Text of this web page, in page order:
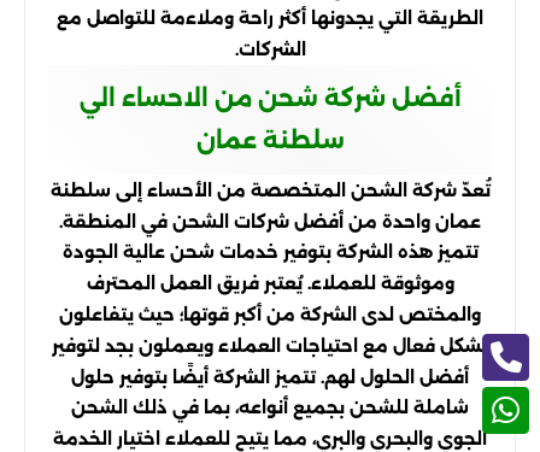
الطريقة التي يجدونها أكثر راحة وملاءمة للتواصل مع
الشركات.
أفضل شركة شحن من الاحساء الي
سلطنة عمان
تُعدّ شركة الشحن المتخصصة من الأحساء إلى سلطنة
عمان واحدة من أفضل شركات الشحن في المنطقة.
تتميز هذه الشركة بتوفير خدمات شحن عالية الجودة
وموثوقة للعملاء. يُعتبر فريق العمل المحترف
والمختص لدى الشركة من أكبر قوتها؛ حيث يتفاعلون
بشكل فعال مع احتياجات العملاء ويعملون بجد لتوفير
أفضل الحلول لهم. تتميز الشركة أيضًا بتوفير حلول
شاملة للشحن بجميع أنواعه، بما في ذلك الشحن
الجوي والبحري والبري، مما يتيح للعملاء اختيار الخدمة